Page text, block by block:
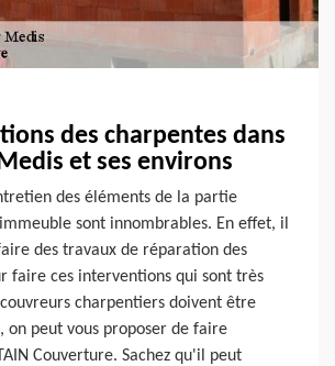
des charpentes dans
et ses environs
des éléments de la partie
sont innombrables. En effet, il
des travaux de réparation des
faire ces interventions qui sont très
charpentiers doivent être
on peut vous proposer de faire
Couverture. Sachez qu'il peut